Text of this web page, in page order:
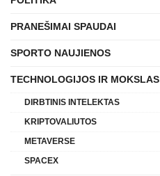
PRANEŠIMAI SPAUDAI
SPORTO NAUJIENOS
TECHNOLOGIJOS IR MOKSLAS
DIRBTINIS INTELEKTAS
KRIPTOVALIUTOS
METAVERSE
SPACEX